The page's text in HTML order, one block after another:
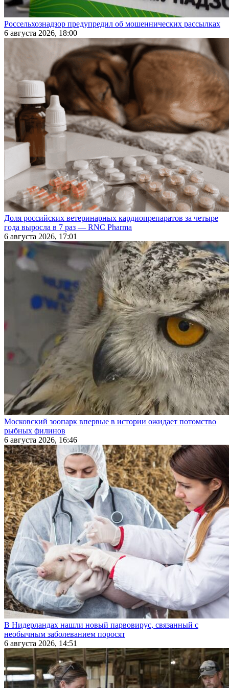
Россельхознадзор предупредил об мошеннических рассылках
6 августа 2026, 18:00
Доля российских ветеринарных кардиопрепаратов за четыре
года выросла в 7 раз — RNC Pharma
6 августа 2026, 17:01
Московский зоопарк впервые в истории ожидает потомство
рыбных филинов
6 августа 2026, 16:46
В Нидерландах нашли новый парвовирус, связанный с
необычным заболеванием поросят
6 августа 2026, 14:51